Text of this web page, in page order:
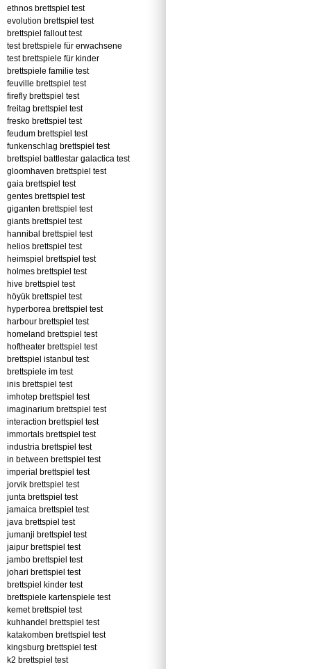
ethnos brettspiel test
evolution brettspiel test
brettspiel fallout test
test brettspiele für erwachsene
test brettspiele für kinder
brettspiele familie test
feuville brettspiel test
firefly brettspiel test
freitag brettspiel test
fresko brettspiel test
feudum brettspiel test
funkenschlag brettspiel test
brettspiel battlestar galactica test
gloomhaven brettspiel test
gaia brettspiel test
gentes brettspiel test
giganten brettspiel test
giants brettspiel test
hannibal brettspiel test
helios brettspiel test
heimspiel brettspiel test
holmes brettspiel test
hive brettspiel test
höyük brettspiel test
hyperborea brettspiel test
harbour brettspiel test
homeland brettspiel test
hoftheater brettspiel test
brettspiel istanbul test
brettspiele im test
inis brettspiel test
imhotep brettspiel test
imaginarium brettspiel test
interaction brettspiel test
immortals brettspiel test
industria brettspiel test
in between brettspiel test
imperial brettspiel test
jorvik brettspiel test
junta brettspiel test
jamaica brettspiel test
java brettspiel test
jumanji brettspiel test
jaipur brettspiel test
jambo brettspiel test
johari brettspiel test
brettspiel kinder test
brettspiele kartenspiele test
kemet brettspiel test
kuhhandel brettspiel test
katakomben brettspiel test
kingsburg brettspiel test
k2 brettspiel test